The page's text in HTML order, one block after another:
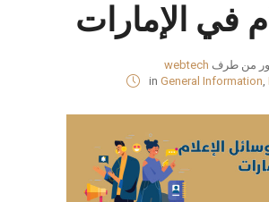
في الإمارات
من طرف webtech
in General Information,